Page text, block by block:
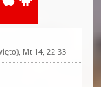
Mt 14, 22-33